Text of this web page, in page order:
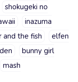
shokugeki no
inazuma
and the fish
elfen
bunny girl
mash